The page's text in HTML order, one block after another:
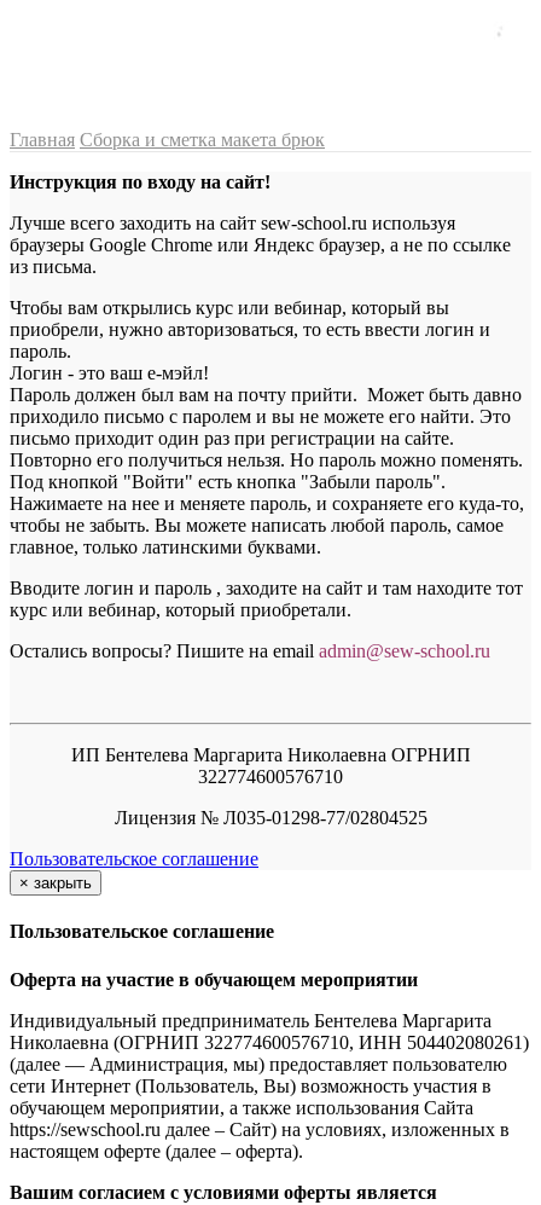
Главная Сборка и сметка макета брюк
Инструкция по входу на сайт!
Лучше всего заходить на сайт sew-school.ru используя
браузеры Google Chrome или Яндекс браузер, а не по ссылке
из письма.
Чтобы вам открылись курс или вебинар, который вы
приобрели, нужно авторизоваться, то есть ввести логин и
пароль.
Логин - это ваш е-мэйл!
Пароль должен был вам на почту прийти. Может быть давно
приходило письмо с паролем и вы не можете его найти. Это
письмо приходит один раз при регистрации на сайте.
Повторно его получиться нельзя. Но пароль можно поменять.
Под кнопкой "Войти" есть кнопка "Забыли пароль".
Нажимаете на нее и меняете пароль, и сохраняете его куда-то,
чтобы не забыть. Вы можете написать любой пароль, самое
главное, только латинскими буквами.
Вводите логин и пароль , заходите на сайт и там находите тот
курс или вебинар, который приобретали.
Остались вопросы? Пишите на email admin@sew-school.ru
ИП Бентелева Маргарита Николаевна ОГРНИП
322774600576710
Лицензия № Л035-01298-77/02804525
Пользовательское соглашение
× закрыть
Пользовательское соглашение
Оферта на участие в обучающем мероприятии
Индивидуальный предприниматель Бентелева Маргарита
Николаевна (ОГРНИП 322774600576710, ИНН 504402080261)
(далее — Администрация, мы) предоставляет пользователю
сети Интернет (Пользователь, Вы) возможность участия в
обучающем мероприятии, а также использования Сайта
https://sewschool.ru далее – Сайт) на условиях, изложенных в
настоящем оферте (далее – оферта).
Вашим согласием с условиями оферты является